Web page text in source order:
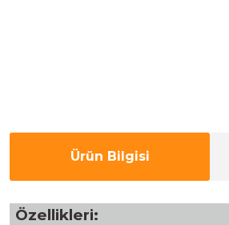
Ürün Bilgisi
Özellikleri: